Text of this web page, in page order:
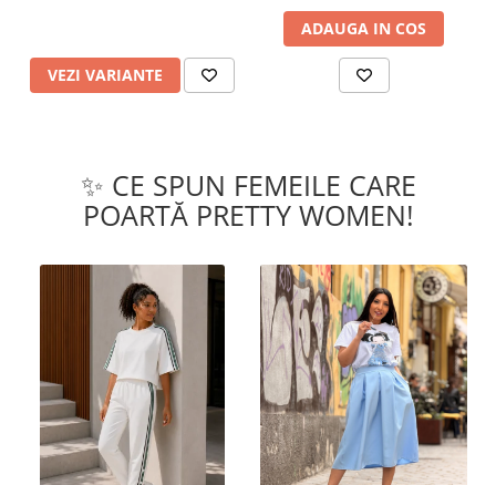
VEZI VARIANTE
ADAUGA IN COS
✨ CE SPUN FEMEILE CARE
POARTĂ PRETTY WOMEN!